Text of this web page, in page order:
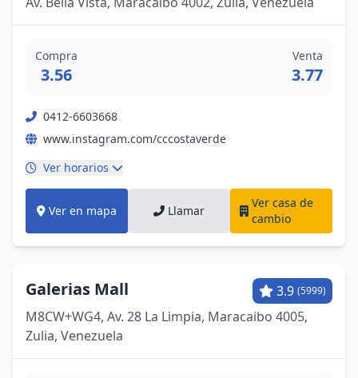
Compra
3.56
Venta
3.77
0412-6603668
www.instagram.com/cccostaverde
Ver horarios
Ver en mapa Llamar
Ver casa de
cambio
Galerias Mall 3.9 (5999)
M8CW+WG4, Av. 28 La Limpia, Maracaibo 4005,
Zulia, Venezuela